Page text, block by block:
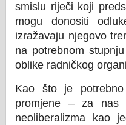
smislu riječi koji
mogu donositi
izražavaju njegovo
na potrebnom
oblike radničkog
Kao što je potrebno
promjene – za nas
neoliberalizma kao